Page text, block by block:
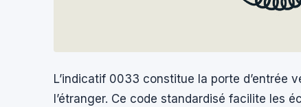
L’indicatif 0033 constitue la porte d’entrée
l’étranger. Ce code standardisé facilite les